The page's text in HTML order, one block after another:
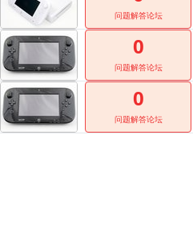
问题解答论坛
0
问题解答论坛
0
问题解答论坛